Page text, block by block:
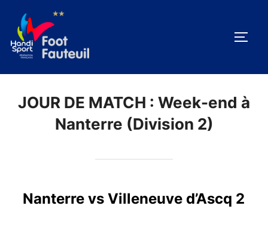
contenu
JOUR DE MATCH : Week-end à
Nanterre (Division 2)
Nanterre vs Villeneuve d’Ascq 2